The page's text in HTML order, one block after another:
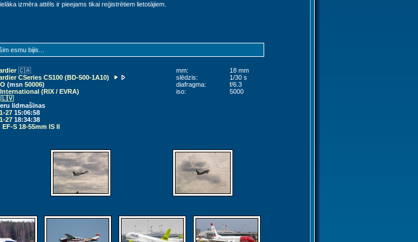
izmēra attēls ir pieejams tikai reģistrētiem lietotājiem.
esmu bijis...
🇨🇦
CSeries CS100 (BD-500-1A10)
(msn 50006)
(RIX / EVRA)
🇱🇻
lidmašīnas
2715:06:58
2718:34:38
S 18-55mm IS II
mm:
18 mm
slēdzis:
1/30 s
diafragma:
f/6.3
iso:
5000